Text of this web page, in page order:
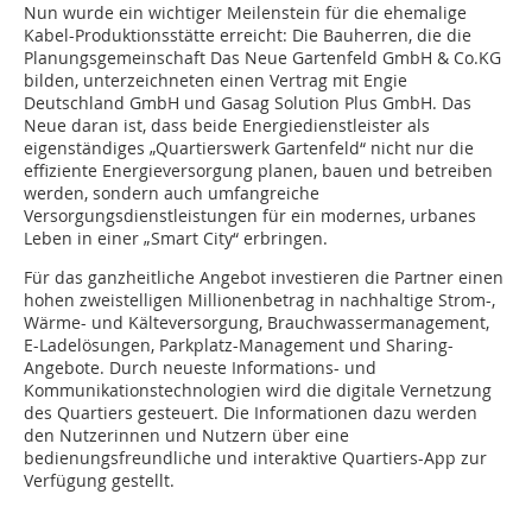
Nun wurde ein wichtiger Meilenstein für die ehemalige
Kabel-Produktionsstätte erreicht: Die Bauherren, die die
Planungsgemeinschaft Das Neue Gartenfeld GmbH & Co.KG
bilden, unterzeichneten einen Vertrag mit Engie
Deutschland GmbH und Gasag Solution Plus GmbH. Das
Neue daran ist, dass beide Energiedienstleister als
eigenständiges „Quartierswerk Gartenfeld“ nicht nur die
effiziente Energieversorgung planen, bauen und betreiben
werden, sondern auch umfangreiche
Versorgungsdienstleistungen für ein modernes, urbanes
Leben in einer „Smart City“ erbringen.
Für das ganzheitliche Angebot investieren die Partner einen
hohen zweistelligen Millionenbetrag in nachhaltige Strom-,
Wärme- und Kälteversorgung, Brauchwassermanagement,
E-Ladelösungen, Parkplatz-Management und Sharing-
Angebote. Durch neueste Informations- und
Kommunikationstechnologien wird die digitale Vernetzung
des Quartiers gesteuert. Die Informationen dazu werden
den Nutzerinnen und Nutzern über eine
bedienungsfreundliche und interaktive Quartiers-App zur
Verfügung gestellt.